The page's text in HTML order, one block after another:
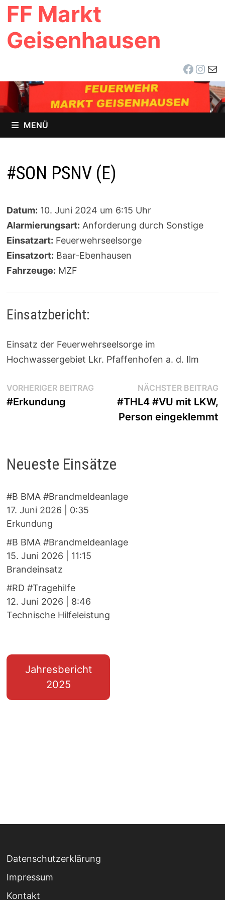
Zum
Inhalt
springen
FF Markt
Geisenhausen
E-
MENÜ
#SON PSNV (E)
Datum: 10. Juni 2024 um 6:15 Uhr
Alarmierungsart: Anforderung durch Sonstige
Einsatzart: Feuerwehrseelsorge
Einsatzort: Baar-Ebenhausen
Fahrzeuge: MZF
Einsatzbericht:
Einsatz der Feuerwehrseelsorge im
Hochwassergebiet Lkr. Pfaffenhofen a. d. Ilm
Beitragsnavigation
VORHERIGER BEITRAGVorheriger
Beitrag:
#Erkundung
NÄCHSTER BEITRAG
#THL4 #VU mit LKW,
Person eingeklemmt
Neueste Einsätze
#B BMA #Brandmeldeanlage
17. Juni 2026
0:35
Erkundung
#B BMA #Brandmeldeanlage
15. Juni 2026
11:15
Brandeinsatz
#RD #Tragehilfe
12. Juni 2026
8:46
Technische Hilfeleistung
Jahresbericht
2025
Datenschutzerklärung
Impressum
Kontakt